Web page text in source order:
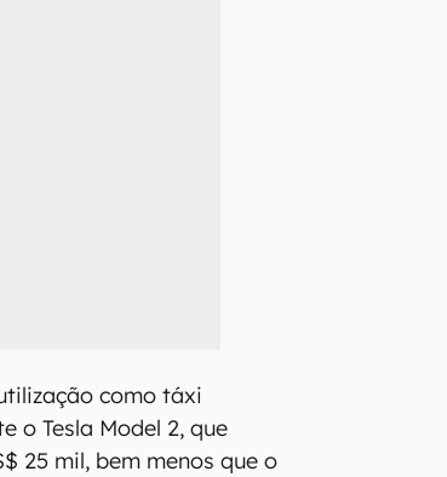
como táxi
o Tesla Model 2, que
25 mil, bem menos que o